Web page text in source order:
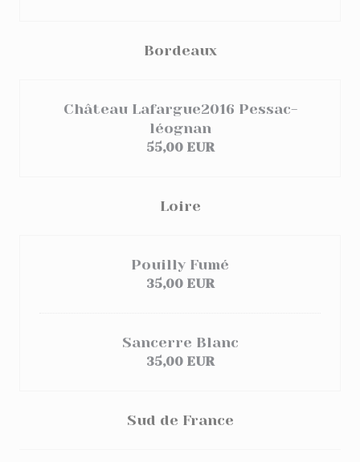
Bordeaux
Château Lafargue2016 Pessac-
léognan
55,00 EUR
Loire
Pouilly Fumé
35,00 EUR
Sancerre Blanc
35,00 EUR
Sud de France